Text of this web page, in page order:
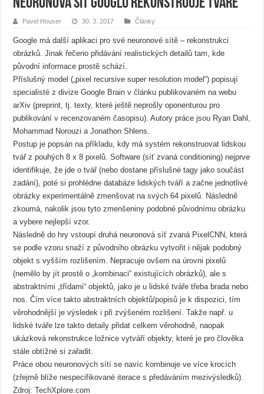
Neuronová síť Googlu rekonstruuje tváře
Pavel Houser 30. 3. 2017 Články
Google má další aplikaci pro své neuronové sítě – rekonstrukci
obrázků. Jinak řečeno přidávání realistických detailů tam, kde
původní informace prostě schází.
Příslušný model („pixel recursive super resolution model“) popisují
specialisté z divize Google Brain v článku publikovaném na webu
arXiv (preprint, tj. texty, které ještě neprošly oponenturou pro
publikování v recenzovaném časopisu). Autory práce jsou Ryan Dahl,
Mohammad Norouzi a Jonathon Shlens.
Postup je popsán na příkladu, kdy má systém rekonstruovat lidskou
tvář z pouhých 8 x 8 pixelů. Software (síť zvaná conditioning) nejprve
identifikuje, že jde o tvář (nebo dostane příslušné tagy jako součást
zadání), poté si prohlédne databáze lidských tváří a začne jednotlivé
obrázky experimentálně zmenšovat na svých 64 pixelů. Následně
zkoumá, nakolik jsou tyto zmenšeniny podobné původnímu obrázku
a vybere nejlepší vzor.
Následně do hry vstoupí druhá neuronová síť zvaná PixelCNN, která
se podle vzoru snaží z původního obrázku vytvořit i nějak podobný
objekt s vyšším rozlišením. Nepracuje ovšem na úrovni pixelů
(nemělo by jít prostě o „kombinaci“ existujících obrázků), ale s
abstraktními „třídami“ objektů, jako je u lidské tváře třeba brada nebo
nos. Čím více takto abstraktních objektů/popisů je k dispozici, tím
věrohodnější je výsledek i při zvýšeném rozlišení. Takže např. u
lidské tváře lze takto detaily přidat celkem věrohodně, naopak
ukázková rekonstrukce ložnice vytváří objekty, které je pro člověka
stále obtížné si zařadit.
Práce obou neuronových sítí se navíc kombinuje ve více krocích
(zřejmě blíže nespecifikované iterace s předáváním mezivýsledků).
Zdroj: TechXplore.com